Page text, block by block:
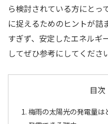
ら検討されている方にとっ
に捉えるためのヒントが詰
すぎず、安定したエネルギ
してぜひ参考にしてくださ
目次
梅雨の太陽光の発電量は